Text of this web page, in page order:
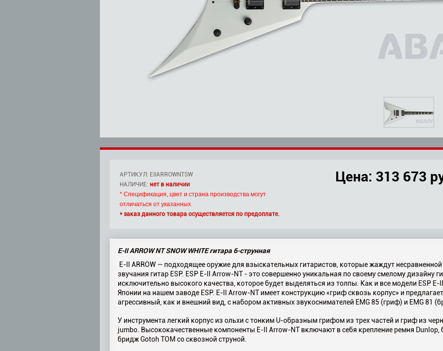
АРТИКУЛ: EIIARROWNTSW
НАЛИЧИЕ: нет в наличии
* Спецификация, цвет и страна производства могут
отличаться от указанных.
* заказ данного товара осуществляется по предоплате.
Цена: 313 673
E-II ARROW NT SNOW WHITE гитара 6-струнная
E-II ARROW — подходящее оружие для взыскательных гитаристов, которые жаждут несравненной
звучания гитар ESP. ESP E-II Arrow-NT - это совершенно уникальная по своему смелому дизайну
исключительно высокого качества, которое будет выделяться из толпы. Как и все модели ESP
Японии на нашем заводе ESP. E-II Arrow-NT имеет конструкцию «гриф сквозь корпус» и
агрессивный, как и внешний вид, с набором активных звукоснимателей EMG 85 (гриф) и EMG 81
У инструмента легкий корпус из ольхи с тонким U-образным грифом из трех частей и гриф из
jumbo. Высококачественные компоненты E-II Arrow-NT включают в себя крепление ремня
бридж Gotoh TOM со сквозной струной.